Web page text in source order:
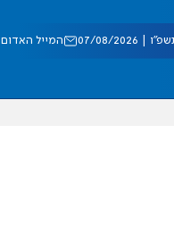
08/2026 המייל האדום